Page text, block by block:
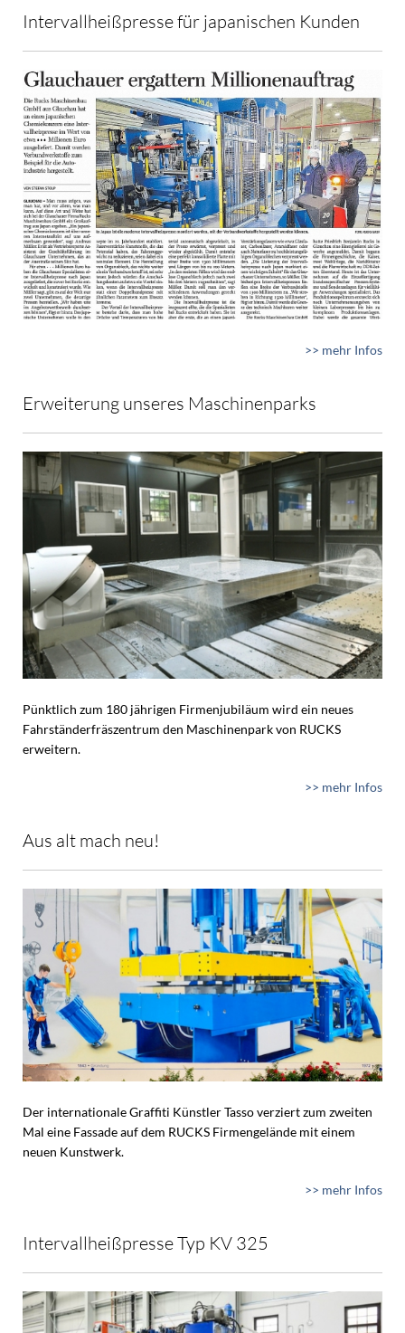
Intervallheißpresse für japanischen Kunden
>> mehr Infos
Erweiterung unseres Maschinenparks
Pünktlich zum 180 jährigen Firmenjubiläum wird ein neues
Fahrständerfräszentrum den Maschinenpark von RUCKS
erweitern.
>> mehr Infos
Aus alt mach neu!
Der internationale Graffiti Künstler Tasso verziert zum zweiten
Mal eine Fassade auf dem RUCKS Firmengelände mit einem
neuen Kunstwerk.
>> mehr Infos
Intervallheißpresse Typ KV 325